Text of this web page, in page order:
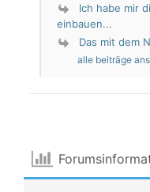
Ich habe mir
einbauen...
Das mit dem
alle beiträge